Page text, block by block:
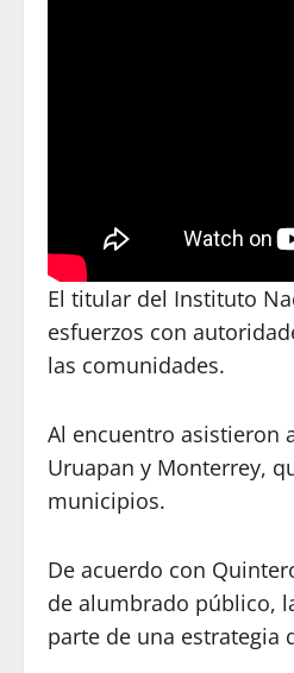
El titular del Instituto
esfuerzos con
las comunidades.
Al encuentro asistieron
Uruapan y Monterrey,
municipios.
De acuerdo con
de alumbrado público,
parte de una estrategia